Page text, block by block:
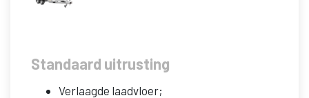
Standaard uitrusting
Verlaagde laadvloer;